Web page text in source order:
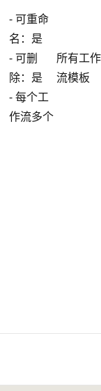
- 可重命
名：是
- 可删
除：是
- 每个工
作流多个
所有工作
流模板